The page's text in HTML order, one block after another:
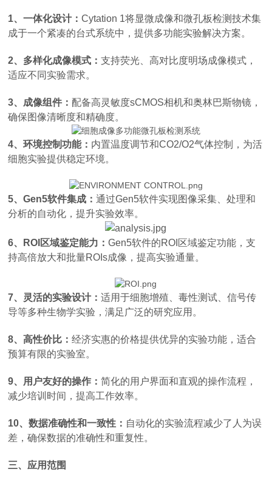
1、一体化设计：Cytation 1将显微成像和微孔板检测技术集
成于一个紧凑的台式系统中，提供多功能实验解决方案。
2、多样化成像模式：支持荧光、高对比度明场成像模式，
适应不同实验需求。
3、成像组件： 配备高灵敏度sCMOS相机和奥林巴斯物镜，
确保图像清晰度和精确度。
4、环境控制功能： 内置温度调节和CO2/O2气体控制，为活
细胞实验提供稳定环境。
5、Gen5软件集成：通过Gen5软件实现图像采集、处理和
分析的自动化，提升实验效率。
6、ROI区域鉴定能力：Gen5软件的ROI区域鉴定功能，支
持高倍放大和批量ROIs成像，提高实验通量。
7、灵活的实验设计：适用于细胞增殖、毒性测试、信号传
导等多种生物学实验，满足广泛的研究应用。
8、高性价比：经济实惠的价格提供优异的实验功能，适合
预算有限的实验室。
9、用户友好的操作：简化的用户界面和直观的操作流程，
减少培训时间，提高工作效率。
10、数据准确性和一致性： 自动化的实验流程减少了人为误
差，确保数据的准确性和重复性。
三、应用范围